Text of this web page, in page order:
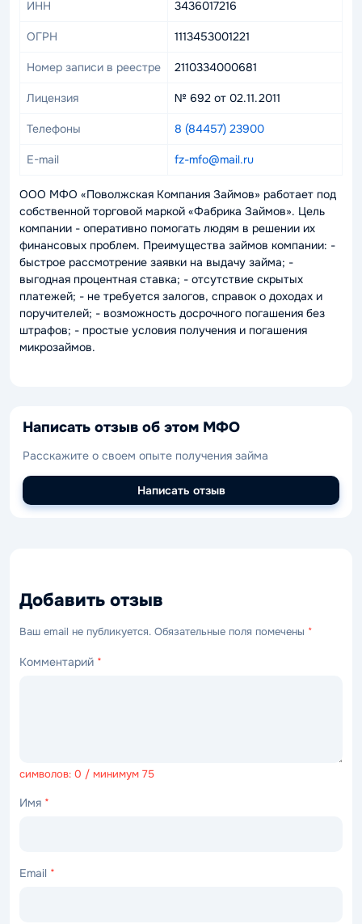
ИНН 3436017216
ОГРН 1113453001221
Номер записи в реестре 2110334000681
Лицензия № 692 от 02.11.2011
Телефоны 8 (84457) 23900
E-mail fz-mfo@mail.ru
ООО МФО «Поволжская Компания Займов» работает под
собственной торговой маркой «Фабрика Займов». Цель
компании - оперативно помогать людям в решении их
финансовых проблем. Преимущества займов компании: -
быстрое рассмотрение заявки на выдачу займа; -
выгодная процентная ставка; - отсутствие скрытых
платежей; - не требуется залогов, справок о доходах и
поручителей; - возможность досрочного погашения без
штрафов; - простые условия получения и погашения
микрозаймов.
Написать отзыв об этом МФО
Расскажите о своем опыте получения займа
Написать отзыв
Добавить отзыв
Ваш email не публикуется. Обязательные поля помечены *
Комментарий *
символов: 0 / минимум 75
Имя *
Email *